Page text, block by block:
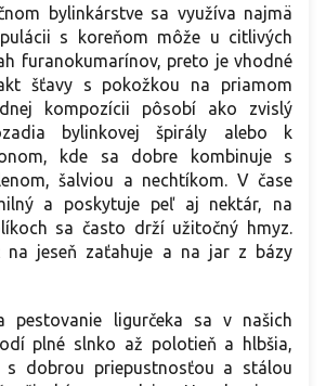
bylinkárstve sa využíva najmä
s koreňom môže u citlivých
furanokumarínov, preto je vhodné
šťavy s pokožkou na priamom
kompozícii pôsobí ako zvislý
bylinkovej špirály alebo k
kde sa dobre kombinuje s
šalviou a nechtíkom. V čase
a poskytuje peľ aj nektár, na
sa často drží užitočný hmyz.
na jeseň zaťahuje a na jar z bázy
pestovanie ligurčeka sa v našich
plné slnko až polotieň a hlbšia,
s dobrou priepustnosťou a stálou